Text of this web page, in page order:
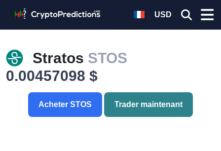
USD
Stratos STOS
0.00457098 $
Acheter STOS Trader maintenant